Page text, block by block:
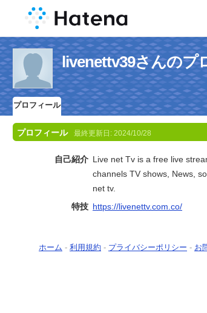
livenettv39さんのプ
プロフィール
プロフィール 最終更新日: 2024/10/28
自己紹介 Live net Tv is a free live
channels TV shows, News,
net tv.
特技 https://livenettv.com.co/
ホーム - 利用規約 - プライバシーポリシー - お